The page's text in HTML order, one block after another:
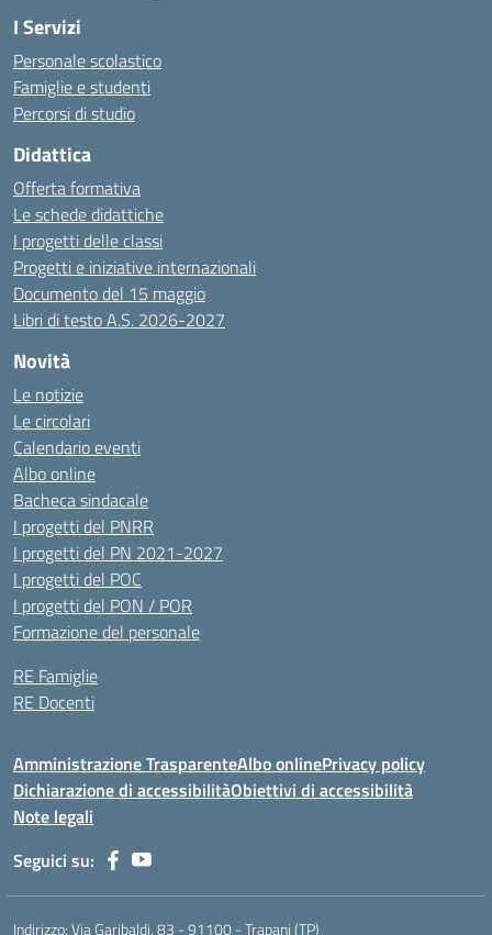
I Servizi
Personale scolastico
Famiglie e studenti
Percorsi di studio
Didattica
Offerta formativa
Le schede didattiche
I progetti delle classi
Progetti e iniziative internazionali
Documento del 15 maggio
Libri di testo A.S. 2026-2027
Novità
Le notizie
Le circolari
Calendario eventi
Albo online
Bacheca sindacale
I progetti del PNRR
I progetti del PN 2021-2027
I progetti del POC
I progetti del PON / POR
Formazione del personale
RE Famiglie
RE Docenti
Amministrazione TrasparenteAlbo onlinePrivacy policy
Dichiarazione di accessibilitàObiettivi di accessibilità
Note legali
Seguici su:
Indirizzo:Via Garibaldi, 83 - 91100 - Trapani (TP)